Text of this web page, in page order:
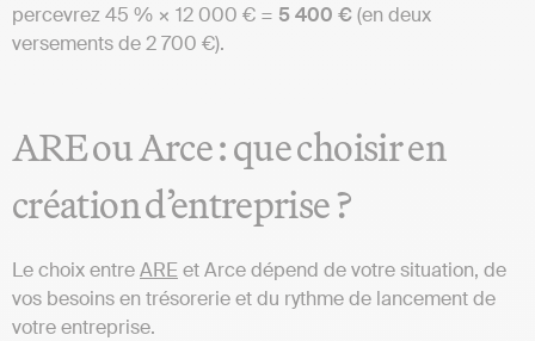
percevrez 45 % × 12 000 € = 5 400 €(en deux
versements de 2 700 €).
ARE ou Arce : que choisir en
création d’entreprise ?
Le choix entreAREet Arce dépend de votre situation, de
vos besoins en trésorerie et du rythme de lancement de
votre entreprise.